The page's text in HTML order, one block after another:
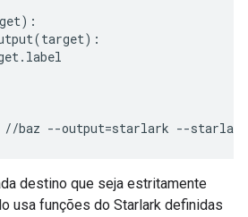
destino que seja estritamente
usa funções do Starlark definidas